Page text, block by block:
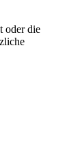
oder die